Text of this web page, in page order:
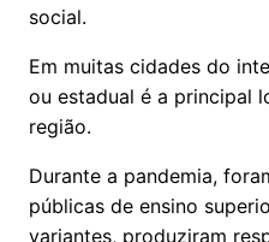
social.
Em muitas cidades do
ou estadual é a principal
região.
Durante a pandemia,
públicas de ensino
variantes, produziram